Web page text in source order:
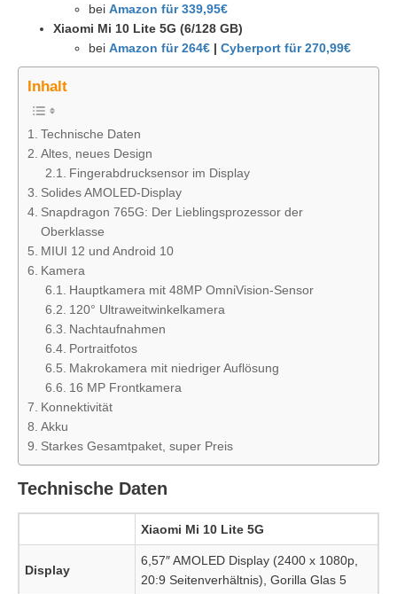
bei Amazon für 339,95€
Xiaomi Mi 10 Lite 5G (6/128 GB)
bei Amazon für 264€ | Cyberport für 270,99€
Inhalt
Technische Daten
Altes, neues Design
Fingerabdrucksensor im Display
Solides AMOLED-Display
Snapdragon 765G: Der Lieblingsprozessor der
Oberklasse
MIUI 12 und Android 10
Kamera
Hauptkamera mit 48MP OmniVision-Sensor
120° Ultraweitwinkelkamera
Nachtaufnahmen
Portraitfotos
Makrokamera mit niedriger Auflösung
16 MP Frontkamera
Konnektivität
Akku
Starkes Gesamtpaket, super Preis
Technische Daten
Xiaomi Mi 10 Lite 5G
Display
6,57″ AMOLED Display (2400 x 1080p,
20:9 Seitenverhältnis), Gorilla Glas 5